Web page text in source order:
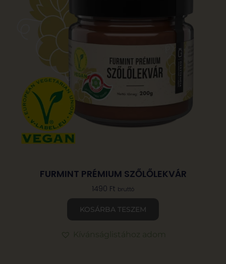
FURMINT PRÉMIUM SZŐLŐLEKVÁR
1490 Ft bruttó
KOSÁRBA TESZEM